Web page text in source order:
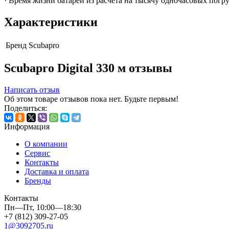
Характеристики
Бренд Scubapro
Scubapro Digital 330 м отзывы
Написать отзыв
Об этом товаре отзывов пока нет. Будьте первым!
Поделиться:
Информация
О компании
Сервис
Контакты
Доставка и оплата
Бренды
Контакты
Пн—Пт, 10:00—18:30
+7 (812) 309-27-05
1@3092705.ru